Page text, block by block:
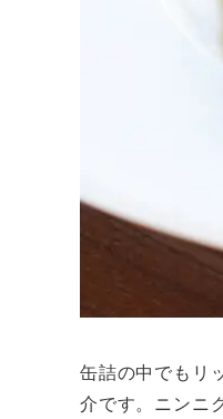
缶詰の中でもリ
介です。ニンニ